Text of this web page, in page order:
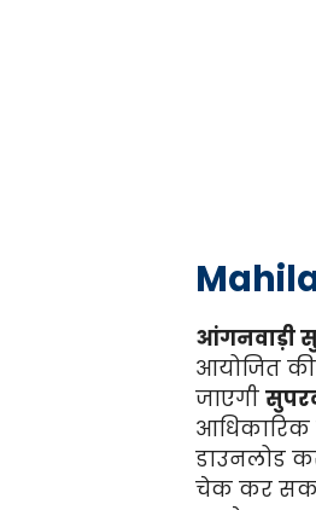
आंगनवाड़ी
आयोजित की
जाएगी
आधिकारिक
डाउनलोड
चेक कर